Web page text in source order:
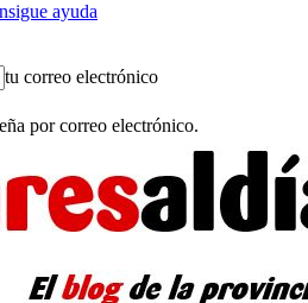
ayuda
tu correo electrónico
por correo electrónico.